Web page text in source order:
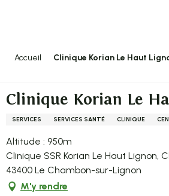
Accueil Clinique Korian Le Haut
Clinique Korian Le
SERVICES SERVICES SANTÉ CLINIQUE
Altitude : 950m
Clinique SSR Korian Le Haut Lignon,
43400 Le Chambon-sur-Lignon
M'y rendre